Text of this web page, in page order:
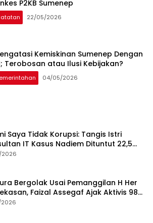
P2KB Sumenep
22/05/2026
Kemiskinan Sumenep Dengan
Terobosan atau Ilusi Kebijakan?
04/05/2026
Saya Tidak Korupsi: Tangis Istri
IT Kasus Nadiem Dituntut 22,5
2026
Bergolak Usai Pemanggilan H Her
Faizal Assegaf Ajak Aktivis 98
Permainan KPK
2026